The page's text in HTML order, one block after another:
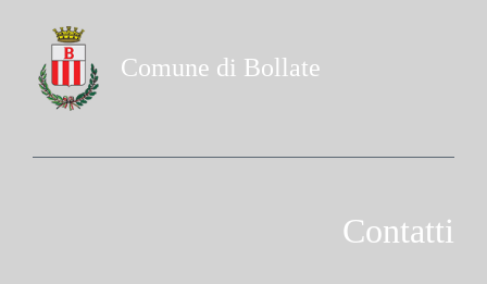
Comune di Bollate
Contatti